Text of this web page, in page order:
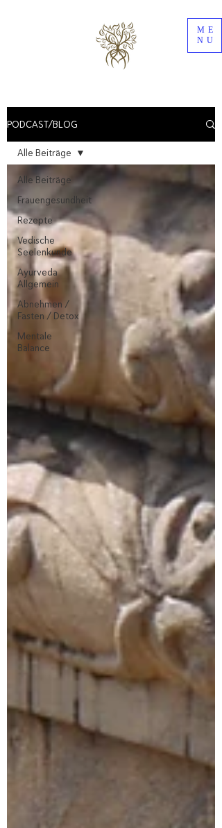
ME
NU
PODCAST/BLOG
Alle Beiträge
Frauengesundheit
Rezepte
Vedische
Seelenkunde
Ayurveda
Allgemein
Abnehmen /
Fasten / Detox
Mentale
Balance
Alle Beiträge